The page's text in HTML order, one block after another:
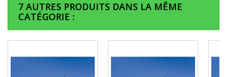
7 AUTRES PRODUITS DANS LA MÊME
CATÉGORIE :